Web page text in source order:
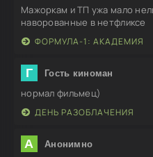
Мажоркам и ТП ужа мало
наворованные в нетфликсе
ФОРМУЛА-1: АКАДЕМИЯ
Г Гость киноман
нормал фильмец)
ДЕНЬ РАЗОБЛАЧЕНИЯ
А Анонимно